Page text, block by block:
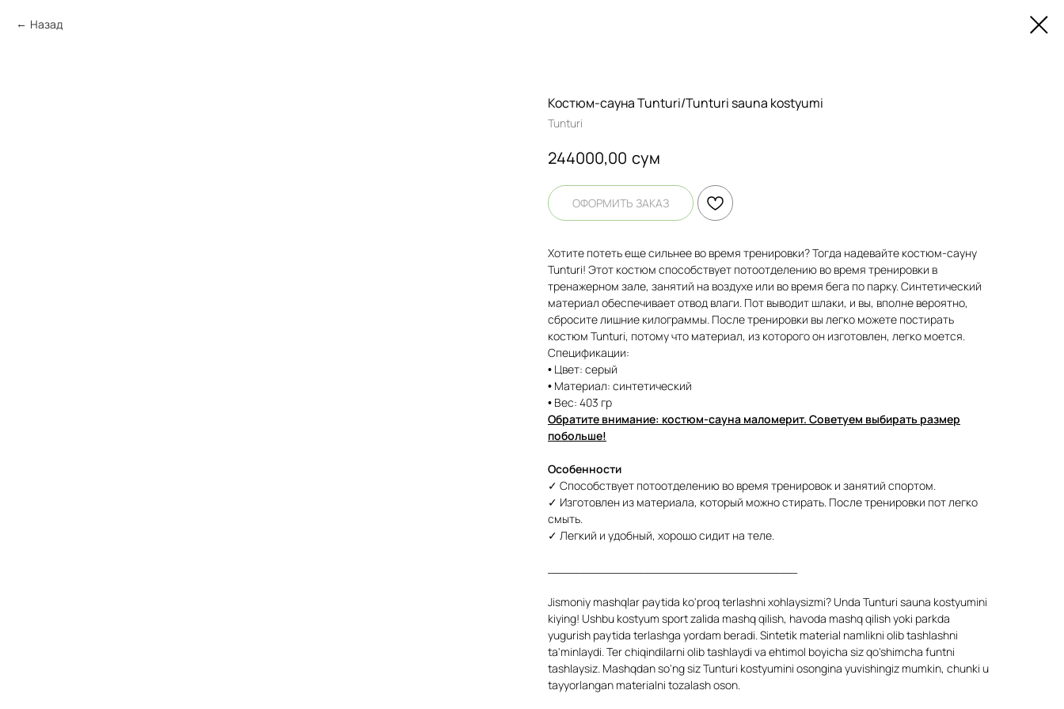
Назад
Костюм-сауна Tunturi/Tunturi sauna kostyumi
Tunturi
244000,00 сум
ОФОРМИТЬ ЗАКАЗ
Хотите потеть еще сильнее во время тренировки? Тогда надевайте костюм-сауну
Tunturi! Этот костюм способствует потоотделению во время тренировки в
тренажерном зале, занятий на воздухе или во время бега по парку. Синтетический
материал обеспечивает отвод влаги. Пот выводит шлаки, и вы, вполне вероятно,
сбросите лишние килограммы. После тренировки вы легко можете постирать
костюм Tunturi, потому что материал, из которого он изготовлен, легко моется.
Спецификации:
• Цвет: серый
• Материал: синтетический
• Вес: 403 гр
Обратите внимание: костюм-сауна маломерит. Советуем выбирать размер
побольше!
Особенности
✓ Способствует потоотделению во время тренировок и занятий спортом.
✓ Изготовлен из материала, который можно стирать. После тренировки пот легко
смыть.
✓ Легкий и удобный, хорошо сидит на теле.
Jismoniy mashqlar paytida ko'proq terlashni xohlaysizmi? Unda Tunturi sauna kostyumini
kiying! Ushbu kostyum sport zalida mashq qilish, havoda mashq qilish yoki parkda
yugurish paytida terlashga yordam beradi. Sintetik material namlikni olib tashlashni
ta'minlaydi. Ter chiqindilarni olib tashlaydi va ehtimol boyicha siz qo'shimcha funtni
tashlaysiz. Mashqdan so'ng siz Tunturi kostyumini osongina yuvishingiz mumkin, chunki u
tayyorlangan materialni tozalash oson.